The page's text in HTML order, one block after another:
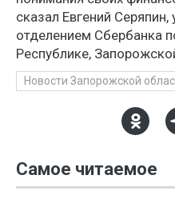
сказал Евгений
отделением Сбербанка
Республике,
Новости Запорожской
Самое читаемое